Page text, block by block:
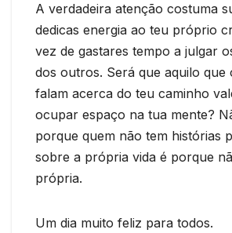
A verdadeira atenção costuma
dedicas energia ao teu próprio
vez de gastares tempo a julgar
dos outros. Será que aquilo que
falam acerca do teu caminho
ocupar espaço na tua mente?
porque quem não tem histórias
sobre a própria vida é porque
própria.
Um dia muito feliz para todos.